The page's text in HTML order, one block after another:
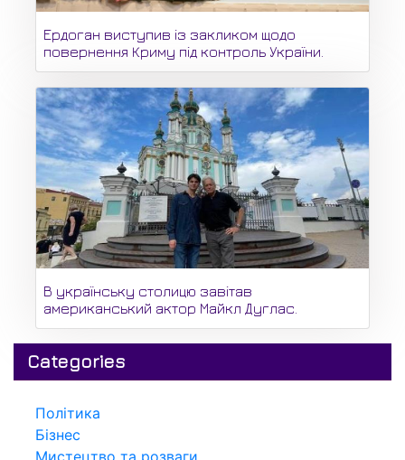
Ердоган виступив із закликом щодо
повернення Криму під контроль України.
В українську столицю завітав
американський актор Майкл Дуглас.
Categories
Політика
Бізнес
Мистецтво та розваги